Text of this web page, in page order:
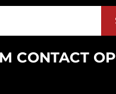
CONTACT OP